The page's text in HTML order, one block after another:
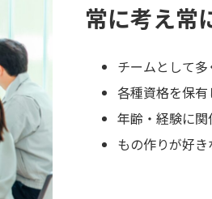
常に考え常
チームとして
各種資格を保
年齢・経験に
もの作りが好